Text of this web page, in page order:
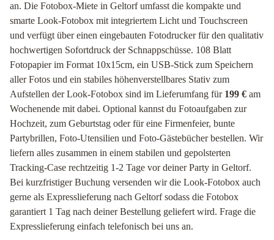
an. Die Fotobox-Miete in Geltorf umfasst die kompakte und
smarte Look-Fotobox mit integriertem Licht und Touchscreen
und verfügt über einen eingebauten Fotodrucker für den qualitativ
hochwertigen Sofortdruck der Schnappschüsse. 108 Blatt
Fotopapier im Format 10x15cm, ein USB-Stick zum Speichern
aller Fotos und ein stabiles höhenverstellbares Stativ zum
Aufstellen der Look-Fotobox sind im Lieferumfang für 199 € am
Wochenende mit dabei. Optional kannst du Fotoaufgaben zur
Hochzeit, zum Geburtstag oder für eine Firmenfeier, bunte
Partybrillen, Foto-Utensilien und Foto-Gästebücher bestellen. Wir
liefern alles zusammen in einem stabilen und gepolsterten
Tracking-Case rechtzeitig 1-2 Tage vor deiner Party in Geltorf.
Bei kurzfristiger Buchung versenden wir die Look-Fotobox auch
gerne als Expresslieferung nach Geltorf sodass die Fotobox
garantiert 1 Tag nach deiner Bestellung geliefert wird. Frage die
Expresslieferung einfach telefonisch bei uns an.